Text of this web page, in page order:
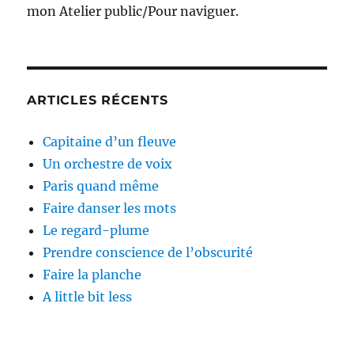
mon Atelier public/Pour naviguer.
ARTICLES RÉCENTS
Capitaine d’un fleuve
Un orchestre de voix
Paris quand même
Faire danser les mots
Le regard-plume
Prendre conscience de l’obscurité
Faire la planche
A little bit less